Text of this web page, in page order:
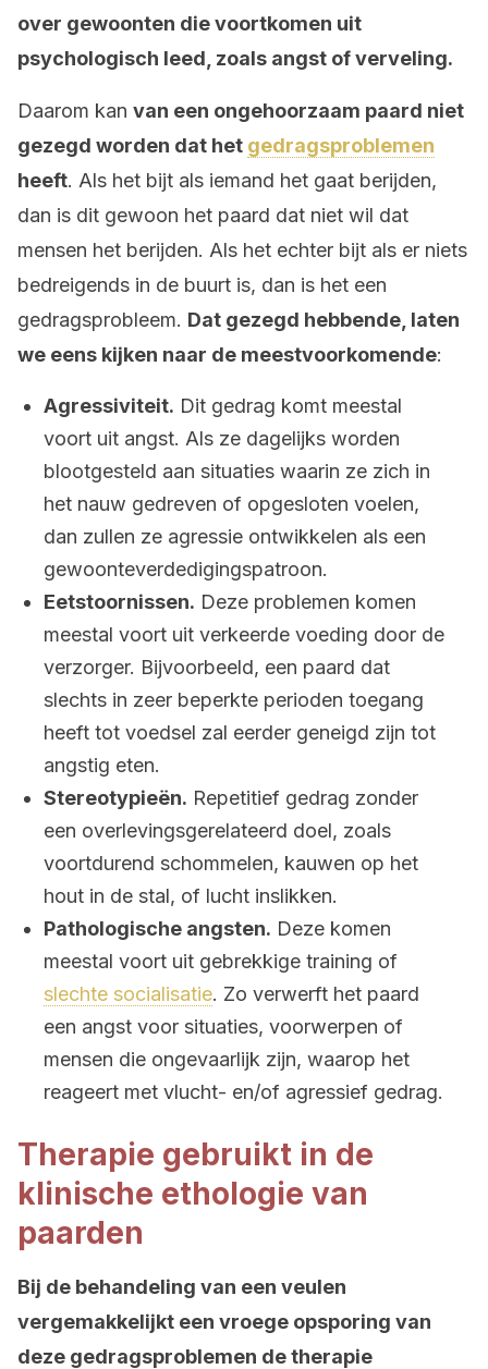
over gewoonten die voortkomen uit
psychologisch leed, zoals angst of verveling.
Daarom kan van een ongehoorzaam paard niet
gezegd worden dat het gedragsproblemen
heeft. Als het bijt als iemand het gaat berijden,
dan is dit gewoon het paard dat niet wil dat
mensen het berijden. Als het echter bijt als er niets
bedreigends in de buurt is, dan is het een
gedragsprobleem. Dat gezegd hebbende, laten
we eens kijken naar de meestvoorkomende:
Agressiviteit. Dit gedrag komt meestal
voort uit angst. Als ze dagelijks worden
blootgesteld aan situaties waarin ze zich in
het nauw gedreven of opgesloten voelen,
dan zullen ze agressie ontwikkelen als een
gewoonteverdedigingspatroon.
Eetstoornissen. Deze problemen komen
meestal voort uit verkeerde voeding door de
verzorger. Bijvoorbeeld, een paard dat
slechts in zeer beperkte perioden toegang
heeft tot voedsel zal eerder geneigd zijn tot
angstig eten.
Stereotypieën. Repetitief gedrag zonder
een overlevingsgerelateerd doel, zoals
voortdurend schommelen, kauwen op het
hout in de stal, of lucht inslikken.
Pathologische angsten. Deze komen
meestal voort uit gebrekkige training of
slechte socialisatie. Zo verwerft het paard
een angst voor situaties, voorwerpen of
mensen die ongevaarlijk zijn, waarop het
reageert met vlucht- en/of agressief gedrag.
Therapie gebruikt in de
klinische ethologie van
paarden
Bij de behandeling van een veulen
vergemakkelijkt een vroege opsporing van
deze gedragsproblemen de therapie